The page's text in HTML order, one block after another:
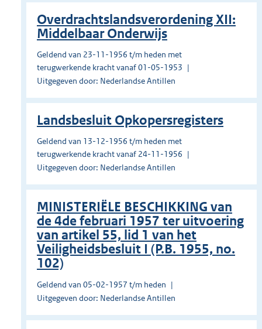
Overdrachtslandsverordening XII:
Middelbaar Onderwijs
Geldend van 23-11-1956 t/m heden met
terugwerkende kracht vanaf 01-05-1953
Uitgegeven door: Nederlandse Antillen
Landsbesluit Opkopersregisters
Geldend van 13-12-1956 t/m heden met
terugwerkende kracht vanaf 24-11-1956
Uitgegeven door: Nederlandse Antillen
MINISTERIËLE BESCHIKKING van
de 4de februari 1957 ter uitvoering
van artikel 55, lid 1 van het
Veiligheidsbesluit I (P.B. 1955, no.
102)
Geldend van 05-02-1957 t/m heden
Uitgegeven door: Nederlandse Antillen